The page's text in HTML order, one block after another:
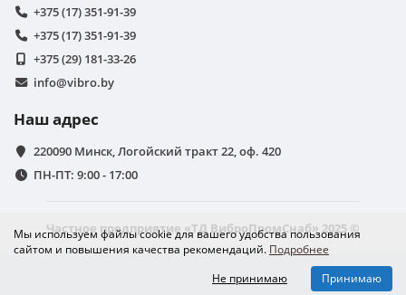
Мы используем файлы cookie для вашего удобства пользования
сайтом и повышения качества рекомендаций. Подробнее
Не принимаю Принимаю
+375 (17) 351-91-39
+375 (17) 351-91-39
+375 (29) 181-33-26
info@vibro.by
Наш адрес
220090 Минск, Логойский тракт 22, оф. 420
ПН-ПТ: 9:00 - 17:00
Частное предприятие «ТД ВиброПромСнаб» 2025 ©